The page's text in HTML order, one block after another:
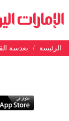
الرئيسة بعدسة